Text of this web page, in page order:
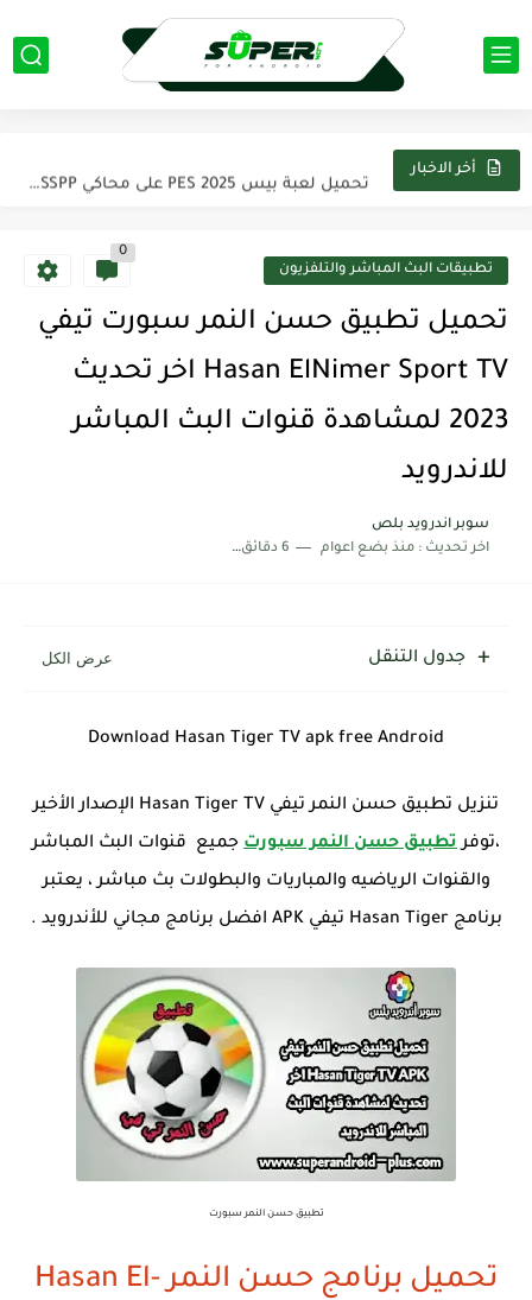
أخر الاخبار
تحميل تطبيق كيك Cake لتعلم اللغه الانجليزية اخر اصدار من...
تحميل لعبة Modern Warships مهكرة 2025 من ميديافاير آخر اصدار... تطبيقات البث المباشر والتلفزيون
0
تحميل تطبيق حسن النمر سبورت تيفي
Hasan ElNimer Sport TV اخر تحديث
2023 لمشاهدة قنوات البث المباشر
للاندرويد
سوبر اندرويد بلص
اخر تحديث :منذ بضع اعوام 6 دقائق للقراءة
جدول التنقل
Download Hasan Tiger TV apk free Android
تنزيل تطبيق حسن النمر تيفي Hasan Tiger TV الإصدار الأخير
،توفرتطبيق حسن النمر سبورت جميع قنوات البث المباشر
والقنوات الرياضيه والمباريات والبطولات بث مباشر ، يعتبر
برنامج Hasan Tiger تيفي APK افضل برنامج مجاني للأندرويد .
تطبيق حسن النمر سبورت
تحميل برنامج حسن النمر Hasan El-